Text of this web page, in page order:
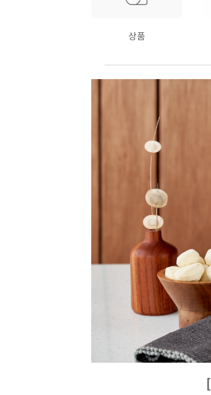
상품